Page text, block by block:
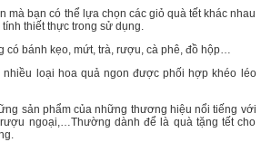
mà bạn có thể lựa chọn các giỏ quà tết khác nhau
thiết thực trong sử dụng.
có bánh kẹo, mứt, trà, rượu, cà phê, đồ hộp…
nhiều loại hoa quả ngon được phối hợp khéo léo
sản phẩm của những thương hiệu nổi tiếng với
ngoại,…Thường dành để là quà tặng tết cho